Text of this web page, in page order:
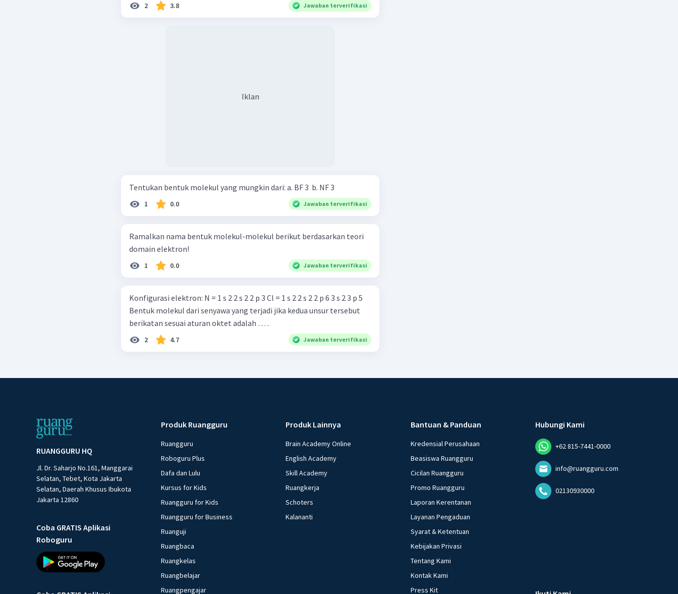
2 3.8 Jawaban terverifikasi
Iklan
Tentukan bentuk molekul yang mungkin dari: a. BF 3 ​ b. NF 3 ​
1 0.0 Jawaban terverifikasi
Ramalkan nama bentuk molekul-molekul berikut berdasarkan teori
domain elektron!
1 0.0 Jawaban terverifikasi
Konfigurasi elektron: N = 1 s 2 2 s 2 2 p 3 Cl = 1 s 2 2 s 2 2 p 6 3 s 2 3 p 5
Bentuk molekul dari senyawa yang terjadi jika kedua unsur tersebut
berikatan sesuai aturan oktet adalah … .
2 4.7 Jawaban terverifikasi
RUANGGURU HQ
Jl. Dr. Saharjo No.161, Manggarai
Selatan, Tebet, Kota Jakarta
Selatan, Daerah Khusus Ibukota
Jakarta 12860
Coba GRATIS Aplikasi
Roboguru
Produk Ruangguru
Ruangguru
Roboguru Plus
Dafa dan Lulu
Kursus for Kids
Ruangguru for Kids
Ruangguru for Business
Ruanguji
Ruangbaca
Ruangkelas
Ruangbelajar
Ruangpengajar
Produk Lainnya
Brain Academy Online
English Academy
Skill Academy
Ruangkerja
Schoters
Kalananti
Bantuan & Panduan
Kredensial Perusahaan
Beasiswa Ruangguru
Cicilan Ruangguru
Promo Ruangguru
Laporan Kerentanan
Layanan Pengaduan
Syarat & Ketentuan
Kebijakan Privasi
Tentang Kami
Kontak Kami
Press Kit
Hubungi Kami
+62 815-7441-0000
info@ruangguru.com
02130930000